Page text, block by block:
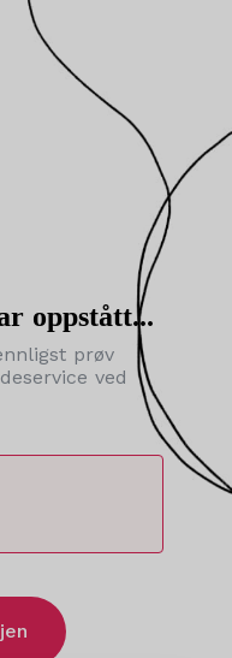
oppstått...
prøv
ved